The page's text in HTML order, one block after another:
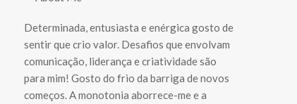
Determinada, entusiasta e enérgica gosto de
sentir que crio valor. Desafios que envolvam
comunicação, liderança e criatividade são
para mim! Gosto do frio da barriga de novos
começos. A monotonia aborrece-me e a